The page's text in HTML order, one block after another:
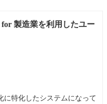
製造業を利用したユー
に特化したシステムになって